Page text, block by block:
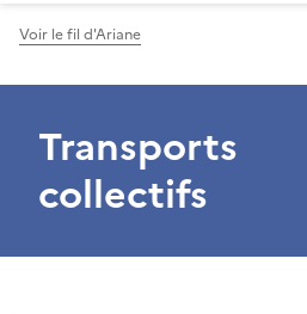
Voir le fil d'Ariane
Transports
collectifs